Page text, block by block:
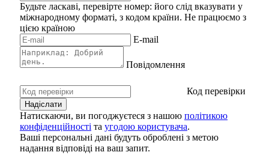
Будьте ласкаві, перевірте номер: його слід вказувати у
міжнародному форматі, з кодом країни. Не працюємо з
цією країною
E-mail
Повідомлення
Код перевірки
Натискаючи, ви погоджуєтеся з нашою політикою
конфіденційності та угодою користувача.
Ваші персональні дані будуть оброблені з метою
надання відповіді на ваш запит.